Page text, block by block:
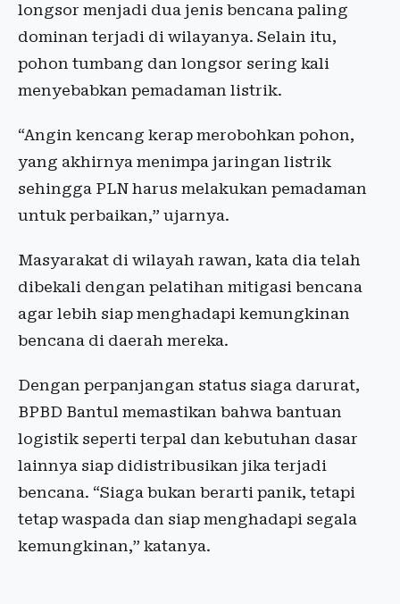
longsor menjadi dua jenis bencana paling
dominan terjadi di wilayanya. Selain itu,
pohon tumbang dan longsor sering kali
menyebabkan pemadaman listrik.
“Angin kencang kerap merobohkan pohon,
yang akhirnya menimpa jaringan listrik
sehingga PLN harus melakukan pemadaman
untuk perbaikan,” ujarnya.
Masyarakat di wilayah rawan, kata dia telah
dibekali dengan pelatihan mitigasi bencana
agar lebih siap menghadapi kemungkinan
bencana di daerah mereka.
Dengan perpanjangan status siaga darurat,
BPBD Bantul memastikan bahwa bantuan
logistik seperti terpal dan kebutuhan dasar
lainnya siap didistribusikan jika terjadi
bencana. “Siaga bukan berarti panik, tetapi
tetap waspada dan siap menghadapi segala
kemungkinan,” katanya.